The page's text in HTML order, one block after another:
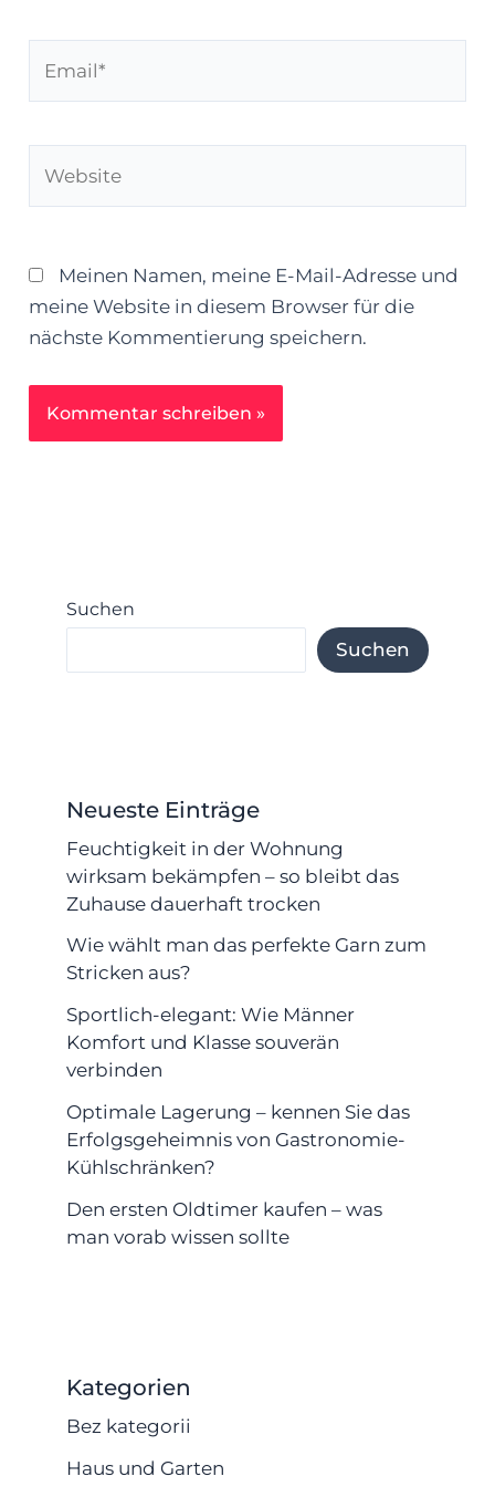
Meinen Namen, meine E-Mail-Adresse und
meine Website in diesem Browser für die
nächste Kommentierung speichern.
Suchen
Suchen
Neueste Einträge
Feuchtigkeit in der Wohnung
wirksam bekämpfen – so bleibt das
Zuhause dauerhaft trocken
Wie wählt man das perfekte Garn zum
Stricken aus?
Sportlich-elegant: Wie Männer
Komfort und Klasse souverän
verbinden
Optimale Lagerung – kennen Sie das
Erfolgsgeheimnis von Gastronomie-
Kühlschränken?
Den ersten Oldtimer kaufen – was
man vorab wissen sollte
Kategorien
Bez kategorii
Haus und Garten